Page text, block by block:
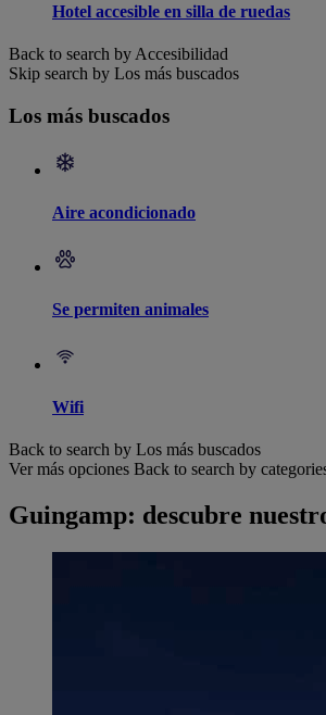
Hotel accesible en silla de ruedas
Back to search by Accesibilidad
Skip search by Los más buscados
Los más buscados
Aire acondicionado
Se permiten animales
Wifi
Back to search by Los más buscados
Ver más opciones Back to search by
Guingamp: descubre